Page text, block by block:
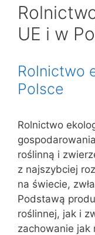
UE i w
Rolnictwo
Polsce
Rolnictwo
roślinną i
z najszybciej
na świecie,
Podstawą
roślinnej, jak i
zachowanie jak